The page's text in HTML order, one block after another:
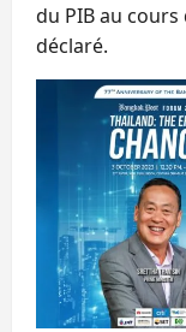
du PIB au
déclaré.